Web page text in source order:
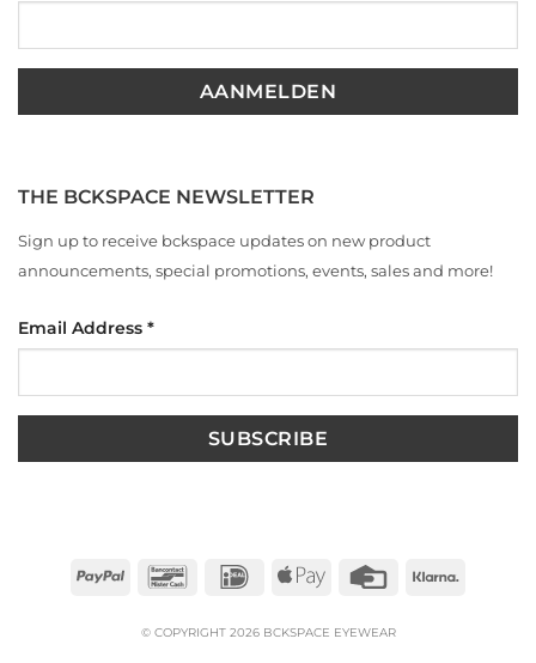
THE BCKSPACE NEWSLETTER
Sign up to receive bckspace updates on new product
announcements, special promotions, events, sales and more!
Email Address *
PayPal Bancontact
IDeal
Apple
Credit
Klarna
© COPYRIGHT 2026 BCKSPACE EYEWEAR